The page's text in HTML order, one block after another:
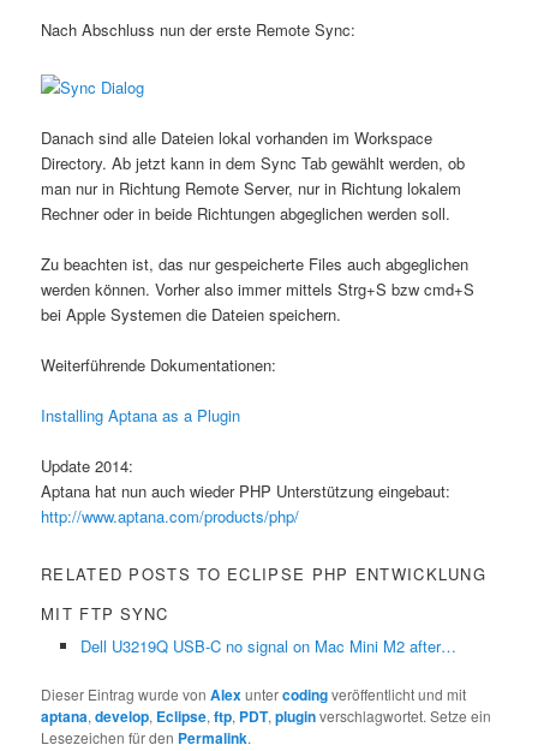
Nach Abschluss nun der erste Remote Sync:
Danach sind alle Dateien lokal vorhanden im Workspace
Directory. Ab jetzt kann in dem Sync Tab gewählt werden, ob
man nur in Richtung Remote Server, nur in Richtung lokalem
Rechner oder in beide Richtungen abgeglichen werden soll.
Zu beachten ist, das nur gespeicherte Files auch abgeglichen
werden können. Vorher also immer mittels Strg+S bzw cmd+S
bei Apple Systemen die Dateien speichern.
Weiterführende Dokumentationen:
Installing Aptana as a Plugin
Update 2014:
Aptana hat nun auch wieder PHP Unterstützung eingebaut:
http://www.aptana.com/products/php/
RELATED POSTS TO ECLIPSE PHP ENTWICKLUNG
MIT FTP SYNC
Dell U3219Q USB-C no signal on Mac Mini M2 after…
Dieser Eintrag wurde vonAlexuntercodingveröffentlicht und mit
aptana,develop, Eclipse,ftp, PDT,pluginverschlagwortet. Setze ein
Lesezeichen für den Permalink.